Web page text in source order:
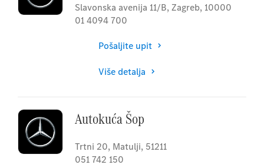
Slavonska avenija 11/B, Zagreb, 10000
01 4094 700
Pošaljite upit
Više detalja
Autokuća Šop
Trtni 20, Matulji, 51211
051 742 150